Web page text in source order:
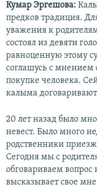
​Кумар Эргешова:
предков традиция.
уважения к
состоял из девяти
равноценную этому
соглашусь с мнением
покупке человека.
калыма
20 лет назад было
невест. Было много
родственники
Сегодня мы с
обговариваем
высказывает свое